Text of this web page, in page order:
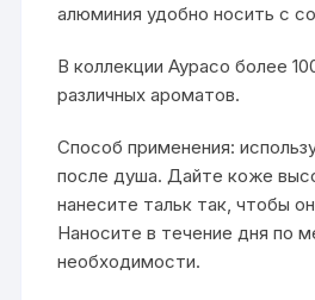
алюминия удобно носить с
В коллекции Аурасо более
различных ароматов.
Способ применения:
после душа. Дайте коже
нанесите тальк так, чтобы
Наносите в течение дня по
необходимости.